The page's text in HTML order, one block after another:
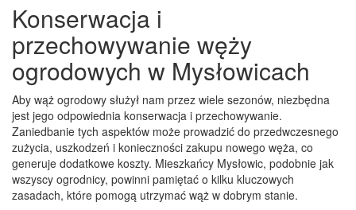
Konserwacja i
przechowywanie węży
ogrodowych w Mysłowicach
Aby wąż ogrodowy służył nam przez wiele sezonów, niezbędna
jest jego odpowiednia konserwacja i przechowywanie.
Zaniedbanie tych aspektów może prowadzić do przedwczesnego
zużycia, uszkodzeń i konieczności zakupu nowego węża, co
generuje dodatkowe koszty. Mieszkańcy Mysłowic, podobnie jak
wszyscy ogrodnicy, powinni pamiętać o kilku kluczowych
zasadach, które pomogą utrzymać wąż w dobrym stanie.